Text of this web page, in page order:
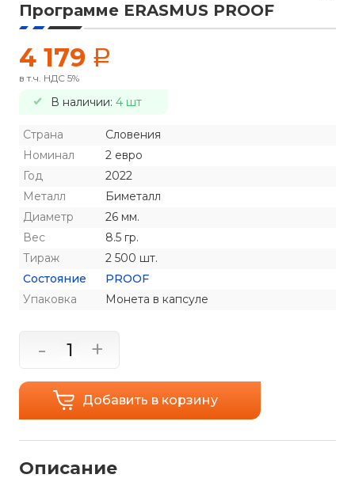
Программе ERASMUS PROOF
4 179 a
в т.ч. НДС 5%
В наличии: 4 шт
Страна
Словения
Номинал
2 евро
Год
2022
Металл
Биметалл
Диаметр
26 мм.
Вес
8.5 гр.
Тираж
2 500 шт.
Состояние
PROOF
Упаковка
Монета в капсуле
- +
Добавить в корзину
Описание